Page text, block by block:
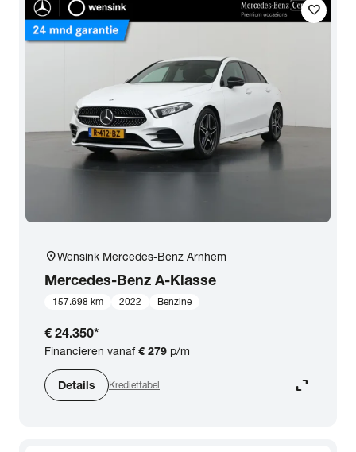
favorite
location_onWensink Mercedes-Benz Arnhem
Mercedes-Benz A-Klasse
157.698 km 2022 Benzine
€ 24.350*
Financieren vanaf€ 279 p/m
Details Krediettabel expand_content